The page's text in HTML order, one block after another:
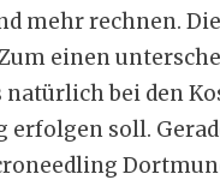
mehr rechnen.
einen
bei den
erfolgen soll.